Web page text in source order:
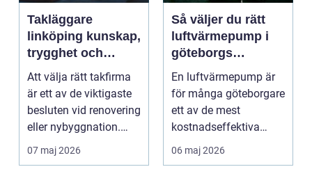
Takläggare
linköping kunskap,
trygghet och
hållbara tak
Att välja rätt takfirma
är ett av de viktigaste
besluten vid renovering
eller nybyggnation.
Taket på...
07 maj 2026
Så väljer du rätt
luftvärmepump i
göteborgs
kustklimat
En luftvärmepump är
för många göteborgare
ett av de mest
kostnadseffektiva
sätten att sänka sina
upp...
06 maj 2026